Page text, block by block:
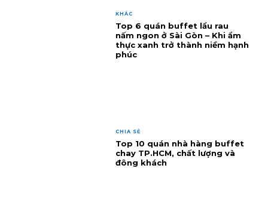
KHÁC
Top 6 quán buffet lẩu rau
nấm ngon ở Sài Gòn – Khi ẩm
thực xanh trở thành niềm hạnh
phúc
CHIA SẺ
Top 10 quán nhà hàng buffet
chay TP.HCM, chất lượng và
đông khách